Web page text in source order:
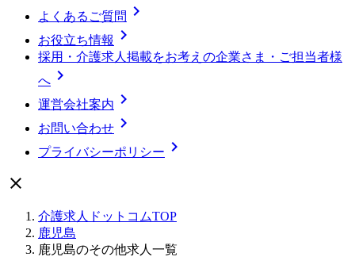
よくあるご質問 
お役立ち情報 
採用・介護求人掲載をお考えの企業さま・ご担当者様
へ 
運営会社案内 
お問い合わせ 
プライバシーポリシー 

介護求人ドットコムTOP
鹿児島
鹿児島のその他求人一覧